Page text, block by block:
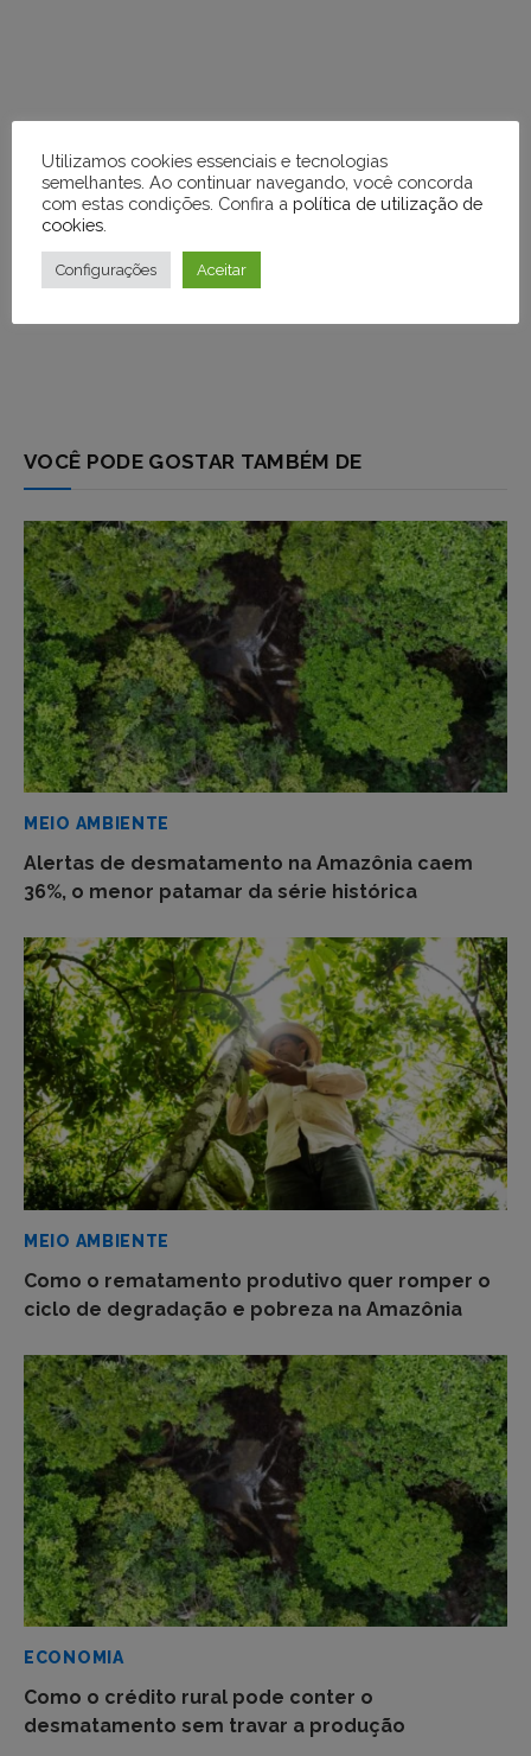
VOCÊ PODE GOSTAR TAMBÉM DE
MEIO AMBIENTE
Alertas de desmatamento na Amazônia caem
36%, o menor patamar da série histórica
MEIO AMBIENTE
Como o rematamento produtivo quer romper o
ciclo de degradação e pobreza na Amazônia
ECONOMIA
Como o crédito rural pode conter o
desmatamento sem travar a produção
Utilizamos cookies essenciais e tecnologias
semelhantes. Ao continuar navegando, você concorda
com estas condições. Confira a política de utilização de
cookies
Configurações Aceitar